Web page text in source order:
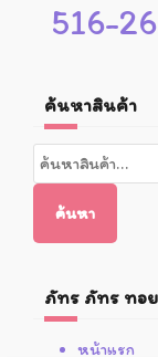
516-
ค้นหาสินค้า
ค้นหา:
ค้นหา
ภัทร ภัทร ทอ
หน้าแรก